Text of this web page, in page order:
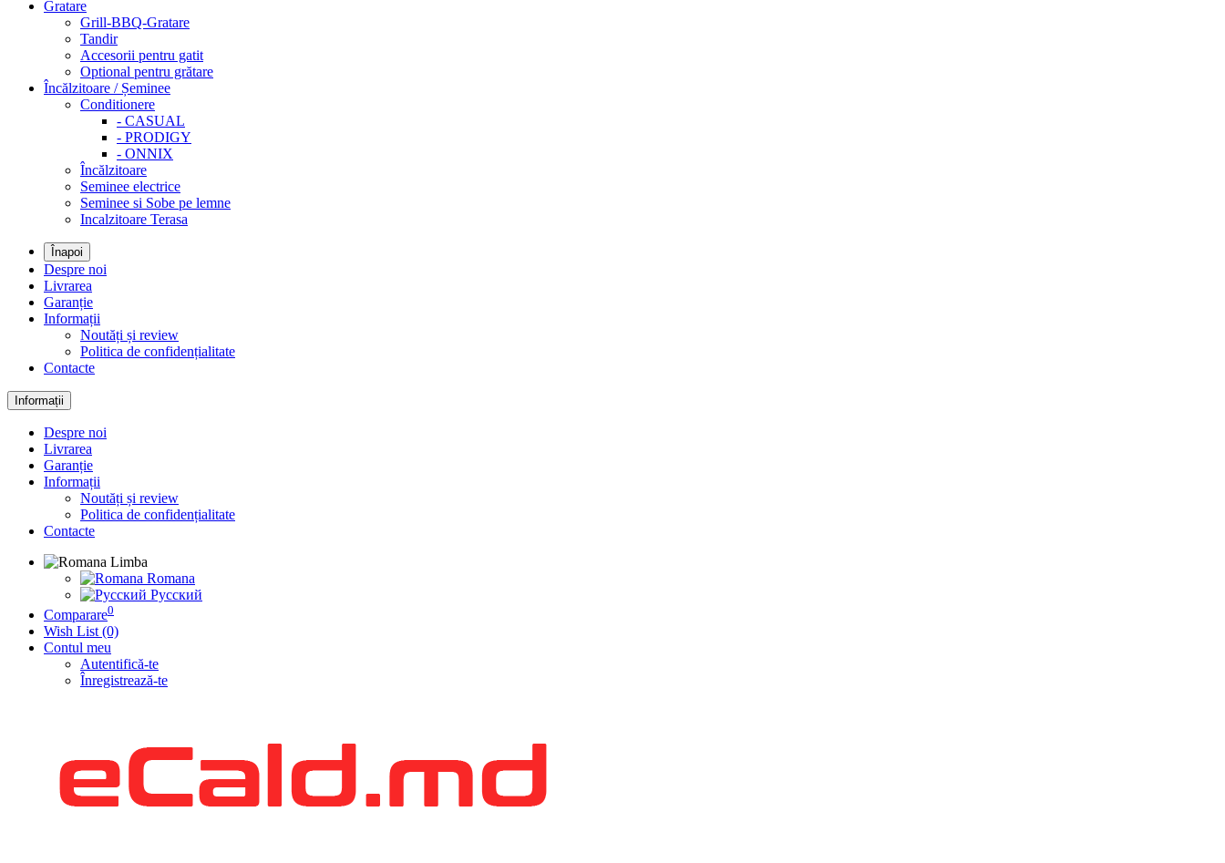
Gratare
Grill-BBQ-Gratare
Tandir
Accesorii pentru gatit
Optional pentru grătare
Încălzitoare / Șeminee
Conditionere
- CASUAL
- PRODIGY
- ONNIX
Încălzitoare
Seminee electrice
Seminee si Sobe pe lemne
Incalzitoare Terasa
Înapoi
Despre noi
Livrarea
Garanție
Informații
Noutăți și review
Politica de confidențialitate
Contacte
Informații
Despre noi
Livrarea
Garanție
Informații
Noutăți și review
Politica de confidențialitate
Contacte
Limba
Romana
Русский
Comparare0
Wish List (0)
Contul meu
Autentifică-te
Înregistrează-te